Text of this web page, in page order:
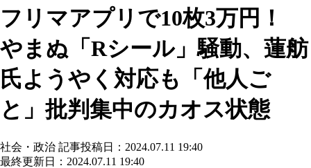
フリマアプリで10枚3万円！
やまぬ「Rシール」騒動、蓮舫
氏ようやく対応も「他人ご
と」批判集中のカオス状態
社会・政治 記事投稿日：2024.07.11 19:40
最終更新日：2024.07.11 19:40